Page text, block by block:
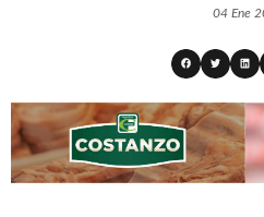
04 Ene